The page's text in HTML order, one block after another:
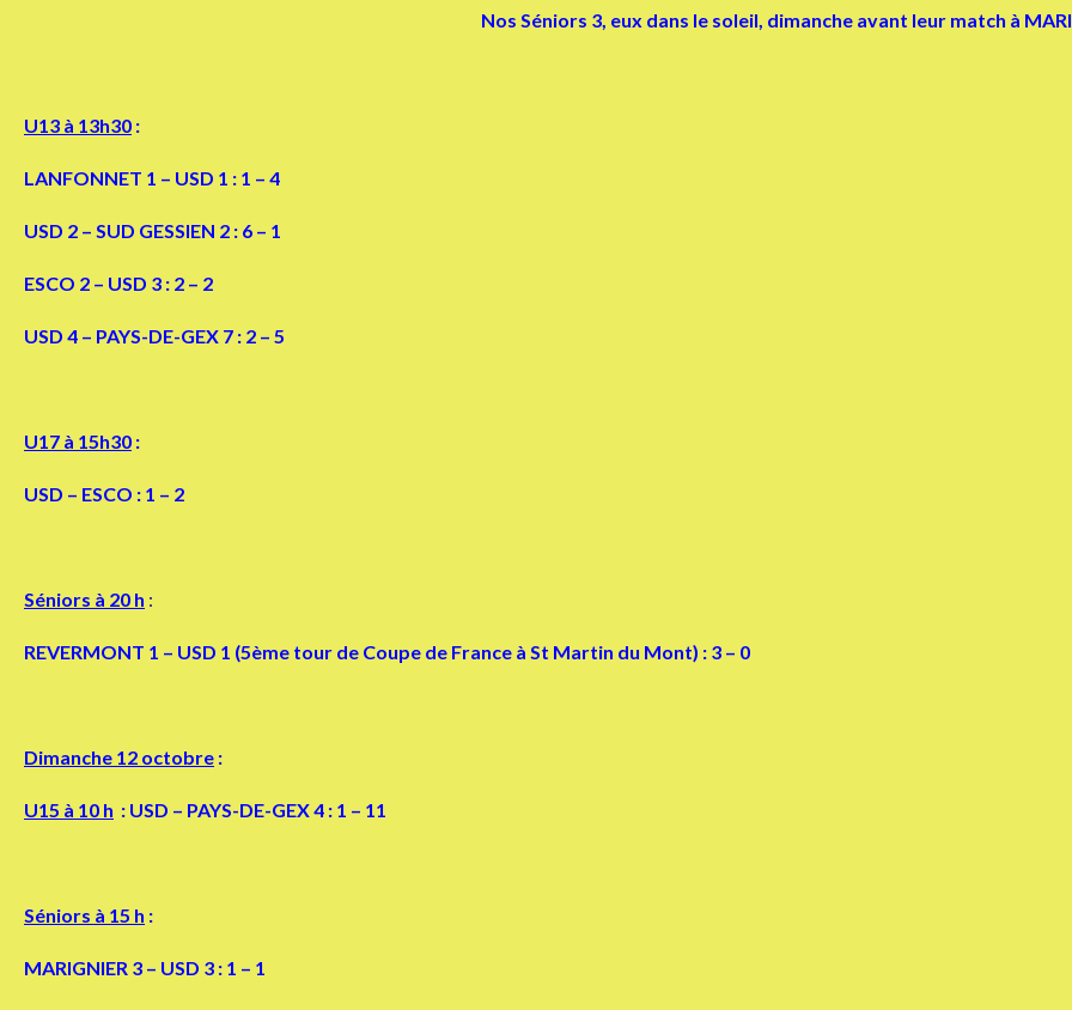
Nos Séniors 3, eux dans le soleil, dimanche avant leur match à
U13 à 13h30 :
LANFONNET 1 – USD 1 : 1 – 4
USD 2 – SUD GESSIEN 2 : 6 – 1
ESCO 2 – USD 3 : 2 – 2
USD 4 – PAYS-DE-GEX 7 : 2 – 5
U17 à 15h30 :
USD – ESCO : 1 – 2
Séniors à 20 h :
REVERMONT 1 – USD 1 (5ème tour de Coupe de France à St Martin du Mont) : 3 – 0
Dimanche 12 octobre :
U15 à 10 h : USD – PAYS-DE-GEX 4 : 1 – 11
Séniors à 15 h :
MARIGNIER 3 – USD 3 : 1 – 1